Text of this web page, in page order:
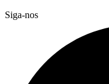
Siga-nos